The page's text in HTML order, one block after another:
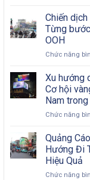
Chiến
Từng
OOH
Chức năng
Xu hướng
Cơ hội
Nam
Chức năng
Quảng
Hướng Đi
Hiệu Quả
Chức năng